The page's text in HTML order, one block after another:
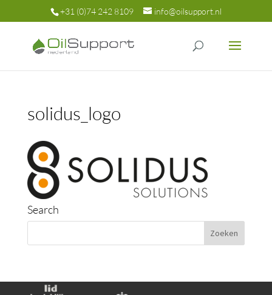
+31 (0)74 242 8109 info@oilsupport.nl
solidus_logo
Search